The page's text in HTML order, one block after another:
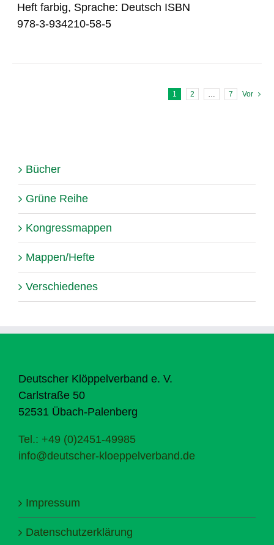
Heft farbig, Sprache: Deutsch ISBN
978-3-934210-58-5
1 2 7 Vor
Bücher
Grüne Reihe
Kongressmappen
Mappen/Hefte
Verschiedenes
Deutscher Klöppelverband e. V.
Carlstraße 50
52531 Übach-Palenberg
Tel.: +49 (0)2451-49985
info@deutscher-kloeppelverband.de
Impressum
Datenschutzerklärung